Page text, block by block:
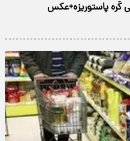
کَره پاستوریزه+عکس